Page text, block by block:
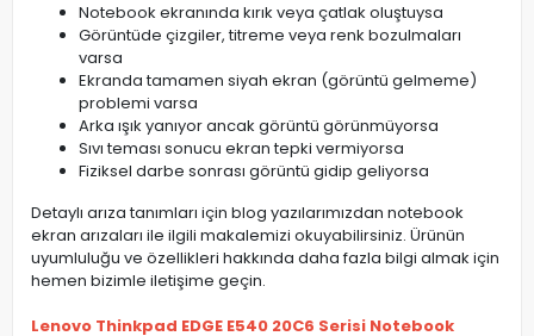
Notebook ekranında kırık veya çatlak oluştuysa
Görüntüde çizgiler, titreme veya renk bozulmaları
varsa
Ekranda tamamen siyah ekran (görüntü gelmeme)
problemi varsa
Arka ışık yanıyor ancak görüntü görünmüyorsa
Sıvı teması sonucu ekran tepki vermiyorsa
Fiziksel darbe sonrası görüntü gidip geliyorsa
Detaylı arıza tanımları için blog yazılarımızdan notebook
ekran arızaları ile ilgili makalemizi okuyabilirsiniz. Ürünün
uyumluluğu ve özellikleri hakkında daha fazla bilgi almak için
hemen bizimle iletişime geçin.
Lenovo Thinkpad EDGE E540 20C6 Serisi Notebook